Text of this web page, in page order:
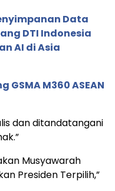
Data
DTI Indonesia
AI di Asia
M360 ASEAN
dan ditandatangani
Musyawarah
Presiden Terpilih,”